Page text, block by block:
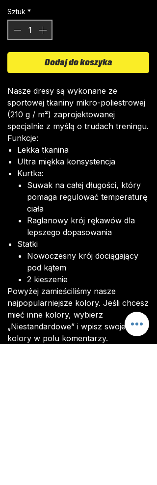
Sztuk *
Dodaj do koszyka
Nasze dresy są wykonane ze
sportowej tkaniny mikro-poliestrowej
(210 g / m²) zaprojektowanej
specjalnie z myślą o trudach treningu.
Funkcje:
Lekka tkanina
Ultra miękka konsystencja
Kurtka:
Suwak na całej długości, który
pomaga regulować temperaturę
ciała
Raglanowy krój rękawów dla
lepszego dopasowania
Statki
Nowoczesny krój dociągający
pod kątem
2 kieszenie
Powyżej zamieściliśmy nasze
najpopularniejsze kolory. Jeśli chcesz
mieć inne kolory, wybierz
„Niestandardowe” i wpisz swoje
kolory w polu komentarzy.